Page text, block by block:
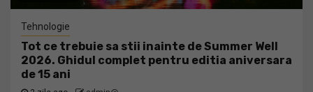
Tehnologie
Tot ce trebuie sa stii inainte de Summer Well
2026. Ghidul complet pentru editia aniversara
de 15 ani